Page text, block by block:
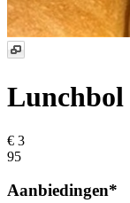
Lunchbol
€ 3
95
Aanbiedingen*